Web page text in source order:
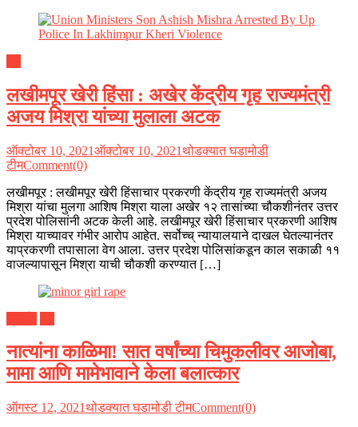
लखीमपूर खेरी हिंसा : अखेर केंद्रीय गृह राज्यमंत्री
अजय मिश्रा यांच्या मुलाला अटक
ऑक्टोबर 10, 2021ऑक्टोबर 10, 2021थोडक्यात घडामोडी
टीमComment(0)
लखीमपूर : लखीमपूर खेरी हिंसाचार प्रकरणी केंद्रीय गृह राज्यमंत्री अजय
मिश्रा यांचा मुलगा आशिष मिश्रा याला अखेर १२ तासांच्या चौकशीनंतर उत्तर
प्रदेश पोलिसांनी अटक केली आहे. लखीमपूर खेरी हिंसाचार प्रकरणी आशिष
मिश्रा याच्यावर गंभीर आरोप आहेत. सर्वोच्च् न्यायालयाने दाखल घेतल्यानंतर
याप्रकरणी तपासाला वेग आला. उत्तर प्रदेश पोलिसांकडून काल सकाळी ११
वाजल्यापासून मिश्रा याची चौकशी करण्यात […]
नात्यांना काळिमा! सात वर्षांच्या चिमुकलीवर आजोबा,
मामा आणि मामेभावाने केला बलात्कार
ऑगस्ट 12, 2021थोडक्यात घडामोडी टीमComment(0)